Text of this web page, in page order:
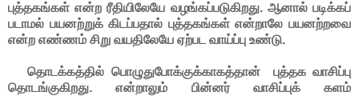
புத்தகங்கள் என்ற ரீதியிலேயே வழங்கப்படுகிறது. ஆனால் படிக்கப்
படாமல் பயனற்றுக் கிடப்பதால் புத்தகங்கள் என்றாலே பயனற்றவை
என்ற எண்ணம் சிறு வயதிலேயே ஏற்பட வாய்ப்பு உண்டு.
தொடக்கத்தில் பொழுதுபோக்குக்காகத்தான் புத்தக வாசிப்பு
தொடங்குகிறது. என்றாலும் பின்னர் வாசிப்புக் களம்